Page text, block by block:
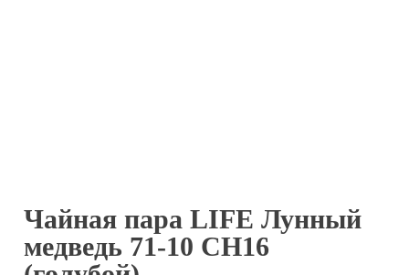
Чайная пара LIFE Лунный
медведь 71-10 СН16